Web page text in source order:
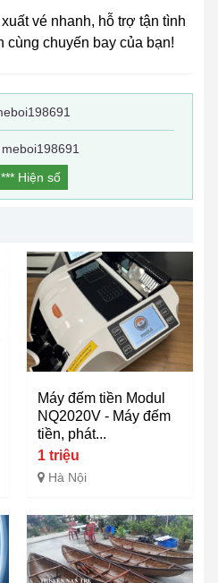
vé nhanh, hỗ trợ tận tình
cùng chuyến bay của bạn!
Hiện số
Máy đếm tiền Modul
NQ2020V - Máy đếm
tiền, phát...
1 triệu
Hà Nội